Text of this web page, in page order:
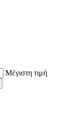
Μέγιστη τιμή